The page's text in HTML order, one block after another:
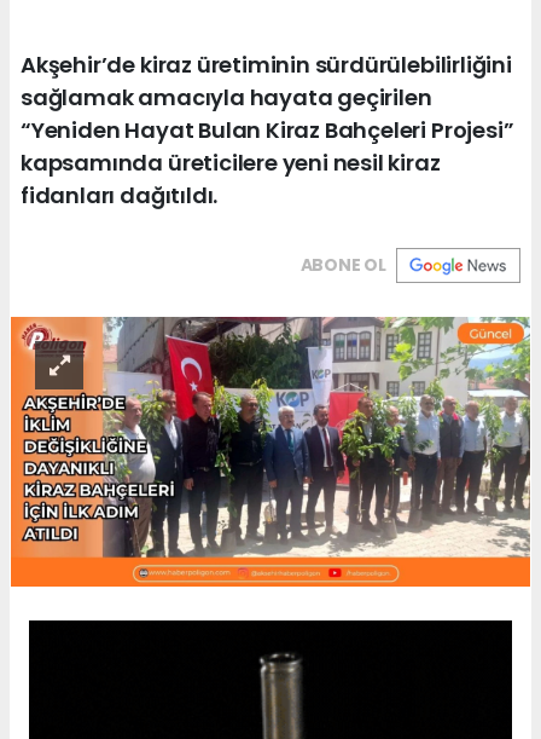
Akşehir’de kiraz üretiminin sürdürülebilirliğini
sağlamak amacıyla hayata geçirilen
“Yeniden Hayat Bulan Kiraz Bahçeleri Projesi”
kapsamında üreticilere yeni nesil kiraz
fidanları dağıtıldı.
ABONE OL